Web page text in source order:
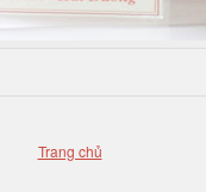
Trang chủ